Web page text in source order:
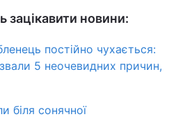
новини:
постійно чухається:
5 неочевидних причин,
біля сонячної